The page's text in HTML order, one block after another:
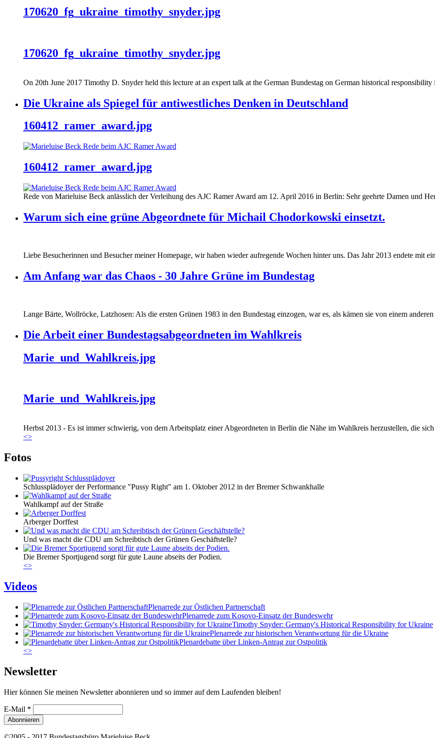
170620_fg_ukraine_timothy_snyder.jpg
170620_fg_ukraine_timothy_snyder.jpg
On 20th June 2017 Timothy D. Snyder held this lecture at an expert talk at the German Bundestag on German historical
Die Ukraine als Spiegel für antiwestliches Denken in Deutschland
160412_ramer_award.jpg
160412_ramer_award.jpg
Rede von Marieluise Beck anlässlich der Verleihung des AJC Ramer Award am 12. April 2016 in Berlin: Sehr geehrte Damen und
Warum sich eine grüne Abgeordnete für Michail Chodorkowski einsetzt.
Liebe Besucherinnen und Besucher meiner Homepage, wir haben wieder aufregende Wochen hinter uns. Das Jahr 2013 endete mit
Am Anfang war das Chaos - 30 Jahre Grüne im Bundestag
Lange Bärte, Wollröcke, Latzhosen: Als die ersten Grünen 1983 in den Bundestag einzogen, war es, als kämen sie von einem
Die Arbeit einer Bundestagsabgeordneten im Wahlkreis
Marie_und_Wahlkreis.jpg
Marie_und_Wahlkreis.jpg
Herbst 2013 - Es ist immer schwierig, von dem Arbeitsplatz einer Abgeordneten in Berlin die Nähe im Wahlkreis herzustellen, die
<>
Fotos
Schlussplädoyer der Performance "Pussy Right" am 1. Oktober 2012 in der Bremer Schwankhalle
Wahlkampf auf der Straße
Arberger Dorffest
Und was macht die CDU am Schreibtisch der Grünen Geschäftstelle?
Die Bremer Sportjugend sorgt für gute Laune abseits der Podien.
<>
Videos
Plenarrede zur Östlichen Partnerschaft
Plenarrede zum Kosovo-Einsatz der Bundeswehr
Timothy Snyder: Germany's Historical Responsibility for Ukraine
Plenarrede zur historischen Verantwortung für die Ukraine
Plenardebatte über Linken-Antrag zur Ostpolitik
<>
Newsletter
Hier können Sie meinen Newsletter abonnieren und so immer auf dem Laufenden bleiben!
E-Mail *